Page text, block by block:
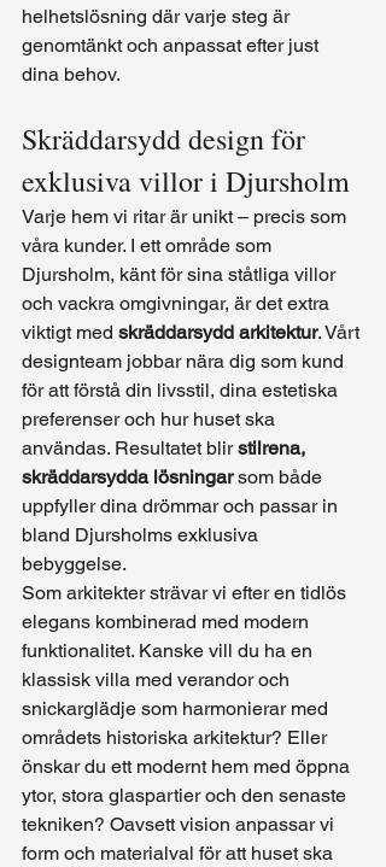
helhetslösning där varje steg är
genomtänkt och anpassat efter just
dina behov.
Skräddarsydd design för
exklusiva villor i Djursholm
Varje hem vi ritar är unikt – precis som
våra kunder. I ett område som
Djursholm, känt för sina ståtliga villor
och vackra omgivningar, är det extra
viktigt med skräddarsydd arkitektur. Vårt
designteam jobbar nära dig som kund
för att förstå din livsstil, dina estetiska
preferenser och hur huset ska
användas. Resultatet blir stilrena,
skräddarsydda lösningar som både
uppfyller dina drömmar och passar in
bland Djursholms exklusiva
bebyggelse.
Som arkitekter strävar vi efter en tidlös
elegans kombinerad med modern
funktionalitet. Kanske vill du ha en
klassisk villa med verandor och
snickarglädje som harmonierar med
områdets historiska arkitektur? Eller
önskar du ett modernt hem med öppna
ytor, stora glaspartier och den senaste
tekniken? Oavsett vision anpassar vi
form och materialval för att huset ska